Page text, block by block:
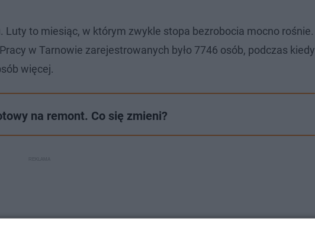
to miesiąc, w którym zwykle stopa bezrobocia mocno rośnie.
w Tarnowie zarejestrowanych było 7746 osób, podczas kiedy
więcej.
na remont. Co się zmieni?